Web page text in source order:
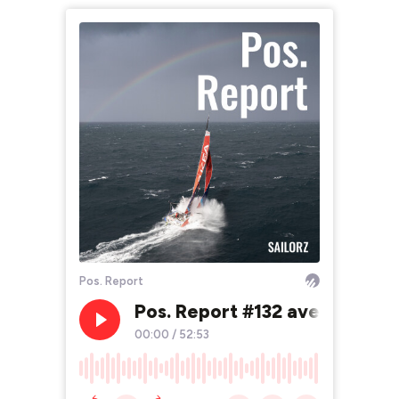
Pos. Report
Pos. Report #132 avec
00:00 / 52:53